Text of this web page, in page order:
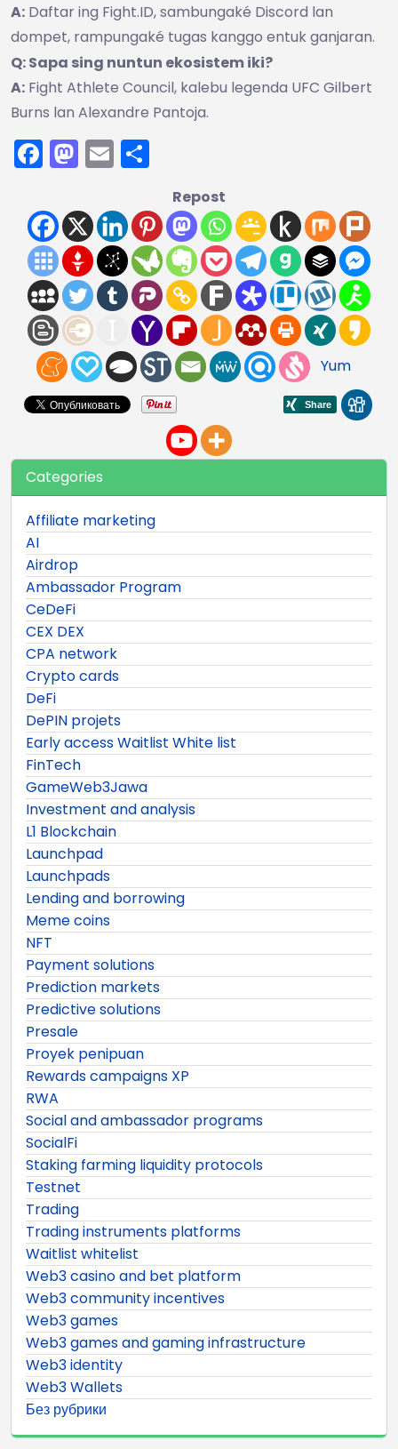
A: Daftar ing Fight.ID, sambungaké Discord lan
dompet, rampungaké tugas kanggo entuk ganjaran.
Q: Sapa sing nuntun ekosistem iki?
A: Fight Athlete Council, kalebu legenda UFC Gilbert
Burns lan Alexandre Pantoja.
Facebook
Mastodon
Email
Repost
Yum
Categories
Affiliate marketing
AI
Airdrop
Ambassador Program
CeDeFi
CEX DEX
CPA network
Crypto cards
DeFi
DePIN projets
Early access Waitlist White list
FinTech
GameWeb3Jawa
Investment and analysis
L1 Blockchain
Launchpad
Launchpads
Lending and borrowing
Meme coins
NFT
Payment solutions
Prediction markets
Predictive solutions
Presale
Proyek penipuan
Rewards campaigns XP
RWA
Social and ambassador programs
SocialFi
Staking farming liquidity protocols
Testnet
Trading
Trading instruments platforms
Waitlist whitelist
Web3 casino and bet platform
Web3 community incentives
Web3 games
Web3 games and gaming infrastructure
Web3 identity
Web3 Wallets
Без рубрики